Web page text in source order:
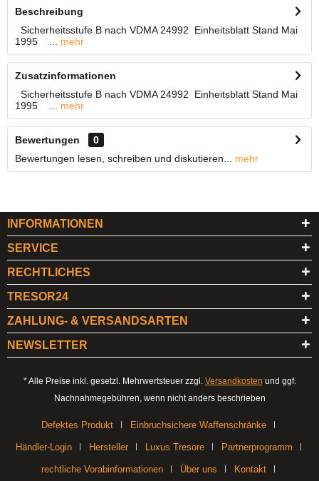
Beschreibung
Sicherheitsstufe B nach VDMA 24992 Einheitsblatt Stand Mai
1995 ...
mehr
Zusatzinformationen
Sicherheitsstufe B nach VDMA 24992 Einheitsblatt Stand Mai
1995 ...
mehr
Bewertungen
0
Bewertungen lesen, schreiben und diskutieren...
mehr
INFORMATIONEN
SERVICE
RECHTLICHES
TRESOR24
ZAHLUNG- & VERSANDSARTEN
NEWSLETTER
* Alle Preise inkl. gesetzl. Mehrwertsteuer zzgl. Versandkosten und ggf.
Nachnahmegebühren, wenn nicht anders beschrieben
Defektes Produkt Einbruchsichere Waffenschränke
Händler-Login Hersteller Luxus Tresore Partnerprogramm
rechtliche Vorabinformationen Über uns Kontakt